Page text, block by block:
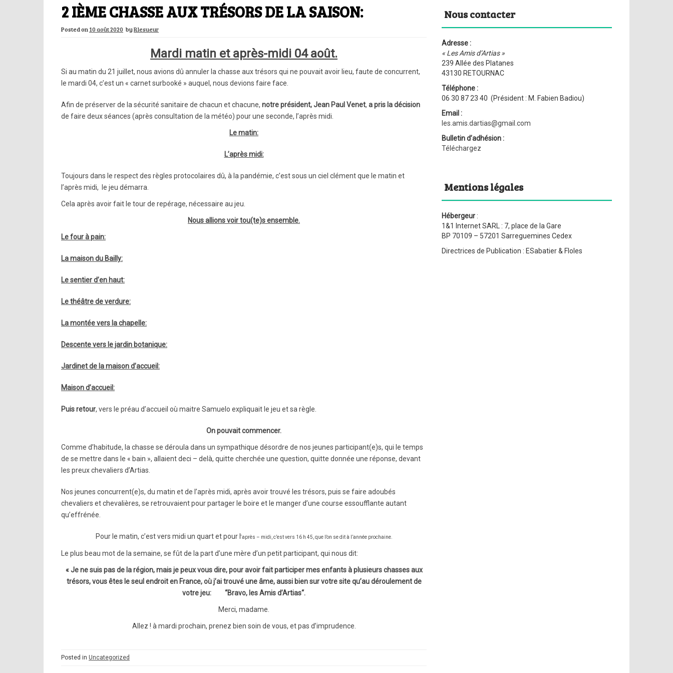
2 IÈME CHASSE AUX TRÉSORS DE LA SAISON:
Posted on10 août 2020 byRlesueur
Mardi matin et après-midi 04 août.
Si au matin du 21 juillet, nous avions dû annuler la chasse aux trésors qui ne pouvait avoir lieu, faute de concurrent,
le mardi 04, c’est un « carnet surbooké » auquel, nous devions faire face.
Afin de préserver de la sécurité sanitaire de chacun et chacune, notre président, Jean Paul Venet, a pris la décision
de faire deux séances (après consultation de la météo) pour une seconde, l’après midi.
Le matin:
L’après midi:
Toujours dans le respect des règles protocolaires dû, à la pandémie, c’est sous un ciel clément que le matin et
l’après midi, le jeu démarra.
Cela après avoir fait le tour de repérage, nécessaire au jeu.
Nous allions voir tou(te)s ensemble.
Le four à pain:
La maison du Bailly:
Le sentier d’en haut:
Le théâtre de verdure:
La montée vers la chapelle:
Descente vers le jardin botanique:
Jardinet de la maison d’accueil:
Maison d’accueil:
Puis retour, vers le préau d’accueil où maitre Samuelo expliquait le jeu et sa règle.
On pouvait commencer.
Comme d’habitude, la chasse se déroula dans un sympathique désordre de nos jeunes participant(e)s, qui le temps
de se mettre dans le « bain », allaient deci – delà, quitte cherchée une question, quitte donnée une réponse, devant
les preux chevaliers d’Artias.
Nos jeunes concurrent(e)s, du matin et de l’après midi, après avoir trouvé les trésors, puis se faire adoubés
chevaliers et chevalières, se retrouvaient pour partager le boire et le manger d’une course essoufflante autant
qu’effrénée.
Pour le matin, c’est vers midi un quart et pour l ‘après – midi, c’est vers 16 h 45, que l’on se dit à l’année prochaine.
Le plus beau mot de la semaine, se fût de la part d’une mère d’un petit participant, qui nous dit:
« Je ne suis pas de la région, mais je peux vous dire, pour avoir fait participer mes enfants à plusieurs chasses aux
trésors, vous êtes le seul endroit en France, où j’ai trouvé une âme, aussi bien sur votre site qu’au déroulement de
votre jeu: “Bravo, les Amis d’Artias“.
Merci, madame.
Allez ! à mardi prochain, prenez bien soin de vous, et pas d’imprudence.
Posted in Uncategorized
Nous contacter
Adresse :
« Les Amis d’Artias »
239 Allée des Platanes
43130 RETOURNAC
Téléphone :
06 30 87 23 40 (Président : M. Fabien Badiou)
Email :
les.amis.dartias@gmail.com
Bulletin d’adhésion :
Téléchargez
Mentions légales
Hébergeur :
1&1 Internet SARL : 7, place de la Gare
BP 70109 – 57201 Sarreguemines Cedex
Directrices de Publication : ESabatier & Floles